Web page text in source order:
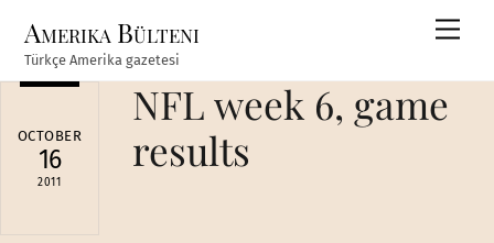
content
Amerika Bülteni
Türkçe Amerika gazetesi
OCTOBER
16
2011
NFL week 6, game
results